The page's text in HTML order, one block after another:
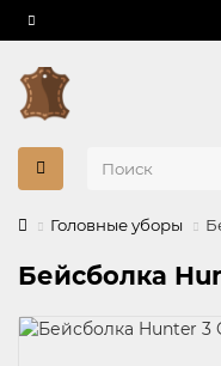
Головные уборы
Бейсболка